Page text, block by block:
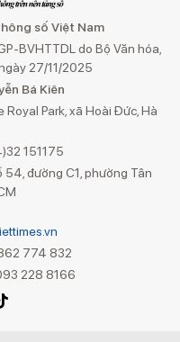
số Việt Nam
BVHTTDL do Bộ Văn hóa,
27/11/2025
Bá Kiên
Royal Park, xã Hoài Đức, Hà
151175
54, đường C1, phường Tân
774 832
228 8166